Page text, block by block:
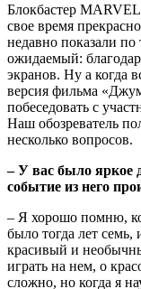
Блокбастер
свое время
недавно показали по
ожидаемый:
экранов. Ну а когда
версия фильма
побеседовать с
Наш обозреватель
несколько вопросов.
– У вас было яркое
событие из него
– Я хорошо помню,
было тогда лет семь,
красивый и
играть на нем, о
сложно, но когда я